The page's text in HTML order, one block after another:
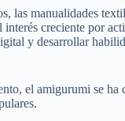
las manualidades
interés creciente por
y desarrollar
el amigurumi se ha